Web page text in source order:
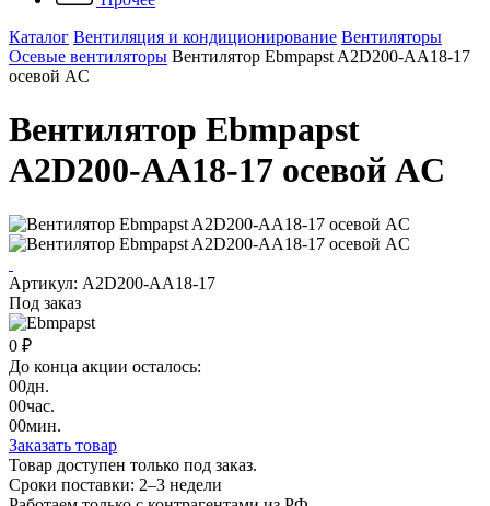
Каталог Вентиляция и кондиционирование Вентиляторы
Осевые вентиляторы Вентилятор Ebmpapst A2D200-AA18-17
осевой AC
Вентилятор Ebmpapst
A2D200-AA18-17 осевой AC
Артикул: A2D200-AA18-17
Под заказ
0 ₽
До конца акции осталось:
00дн.
00час.
00мин.
Заказать товар
Товар доступен только под заказ.
Сроки поставки: 2–3 недели